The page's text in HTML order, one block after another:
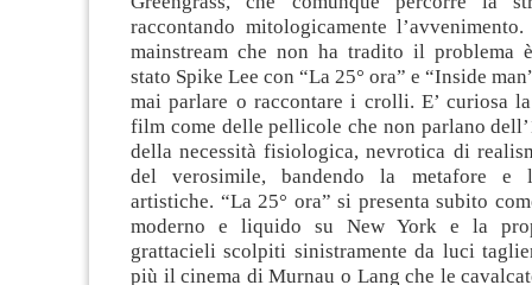
raccontando mitologicamente
mainstream che non ha tradito il problema
stato Spike Lee con “La 25° ora” e “Inside
mai parlare o raccontare i crolli. E’ curiosa
film come delle pellicole che non parlano
della necessità fisiologica, nevrotica di
del verosimile, bandendo la metafore e
artistiche. “La 25° ora” si presenta subito
moderno e liquido su New York e la
grattacieli scolpiti sinistramente da luci
più il cinema di Murnau o Lang che le